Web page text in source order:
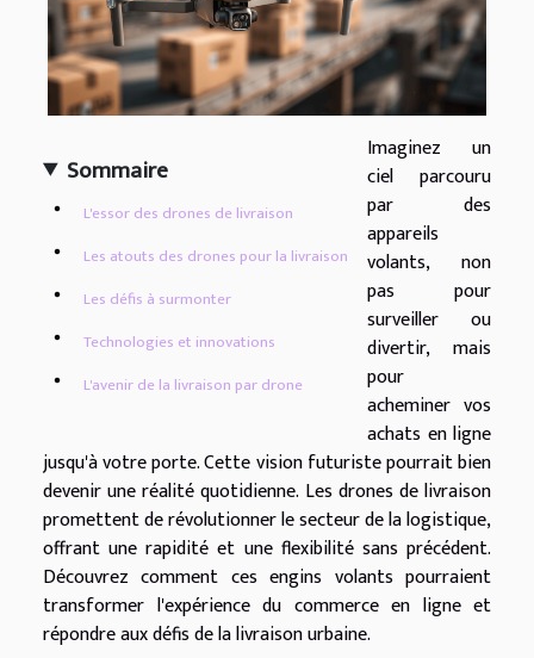
Sommaire
L'essor des drones de livraison
Les atouts des drones pour la livraison
Les défis à surmonter
Technologies et innovations
L'avenir de la livraison par drone
Imaginez un
ciel parcouru
par des
appareils
volants, non
pas pour
surveiller ou
divertir, mais
pour
acheminer vos
achats en ligne
jusqu'à votre porte. Cette vision futuriste pourrait bien
devenir une réalité quotidienne. Les drones de livraison
promettent de révolutionner le secteur de la logistique,
offrant une rapidité et une flexibilité sans précédent.
Découvrez comment ces engins volants pourraient
transformer l'expérience du commerce en ligne et
répondre aux défis de la livraison urbaine.